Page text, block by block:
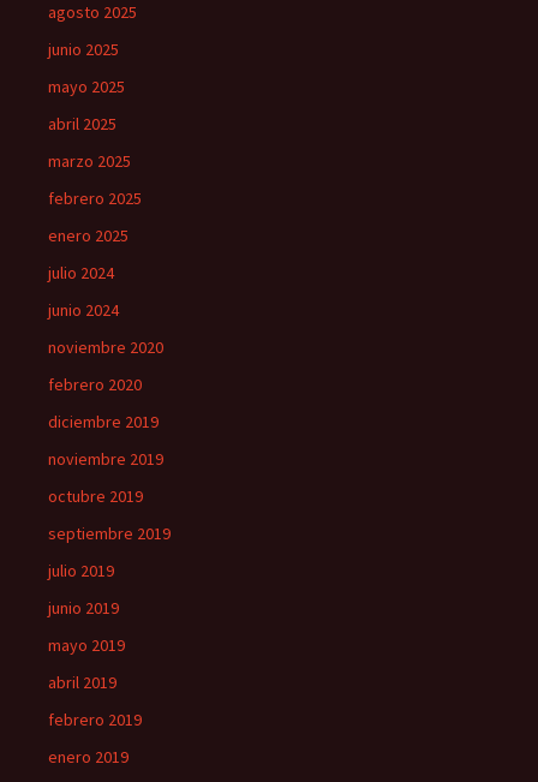
agosto 2025
junio 2025
mayo 2025
abril 2025
marzo 2025
febrero 2025
enero 2025
julio 2024
junio 2024
noviembre 2020
febrero 2020
diciembre 2019
noviembre 2019
octubre 2019
septiembre 2019
julio 2019
junio 2019
mayo 2019
abril 2019
febrero 2019
enero 2019